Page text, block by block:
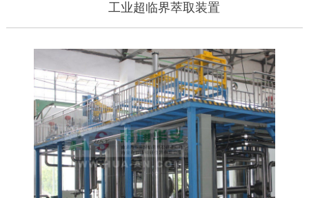
工业超临界萃取装置